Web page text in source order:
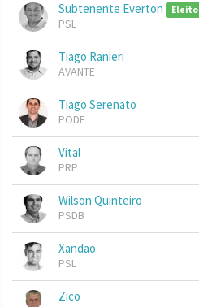
Subtenente Everton Eleito
PSL
Tiago Ranieri
AVANTE
Tiago Serenato
PODE
Vital
PRP
Wilson Quinteiro
PSDB
Xandao
PSL
Zico